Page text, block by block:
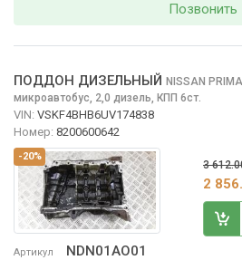
Позвонить
-20%
Артикул NDN01AO01
ПОДДОН ДИЗЕЛЬНЫЙ NISSAN
микроавтобус, 2,0 дизель, КПП 6ст.
VIN: VSKF4BHB6UV174838
Номер: 8200600642
3
2